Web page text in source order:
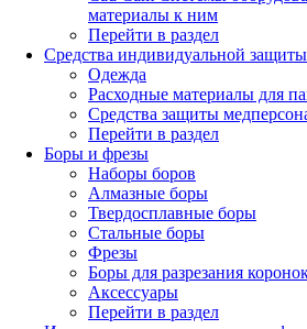
материалы к ним
Перейти в раздел
Средства индивидуальной защиты
Одежда
Расходные материалы для
Средства защиты
Перейти в раздел
Боры и фрезы
Наборы боров
Алмазные боры
Твердосплавные боры
Стальные боры
Фрезы
Боры для разрезания
Аксессуары
Перейти в раздел